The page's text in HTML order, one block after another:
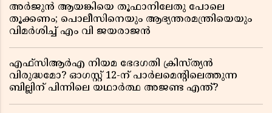
അർജുൻ ആയങ്കിയെ തൂഫാനിലേതു പോലെ
തൂക്കണം; പൊലീസിനെയും ആഭ്യന്തരമന്ത്രിയെയും
വിമർശിച്ച് എം വി ജയരാജൻ
എഫ്സിആർഎ നിയമ ഭേദഗതി ക്രിസ്ത്യൻ
വിരുദ്ധമോ? ഓഗസ്റ്റ് 12-ന് പാർലമെന്റിലെത്തുന്ന
ബില്ലിന് പിന്നിലെ യഥാർത്ഥ അജണ്ട എന്ത്?